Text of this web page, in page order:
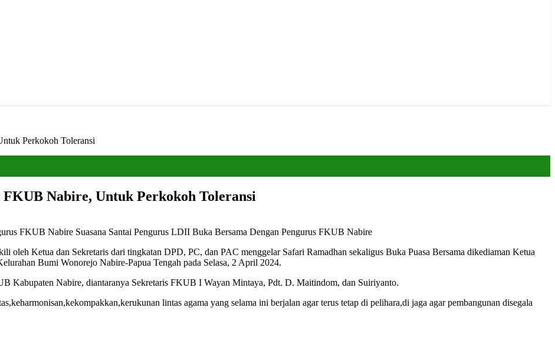
Perkokoh Toleransi
Nabire, Untuk Perkokoh Toleransi
Suasana Santai Pengurus LDII Buka Bersama Dengan Pengurus FKUB Nabire
oleh Ketua dan Sekretaris dari tingkatan DPD, PC, dan PAC menggelar Safari Ramadhan sekaligus Buka Puasa Bersama dikediaman Ketua
Bumi Wonorejo Nabire-Papua Tengah pada Selasa, 2 April 2024.
Kabupaten Nabire, diantaranya Sekretaris FKUB I Wayan Mintaya, Pdt. D. Maitindom, dan Suiriyanto.
lintas agama yang selama ini berjalan agar terus tetap di pelihara,di jaga agar pembangunan disegala